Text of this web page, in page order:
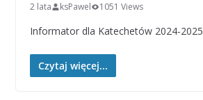
2 lata ksPawel 1051 Views
Informator dla Katechetów 2024-2025
Czytaj więcej...